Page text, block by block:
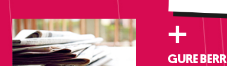
+
GURE BERRI